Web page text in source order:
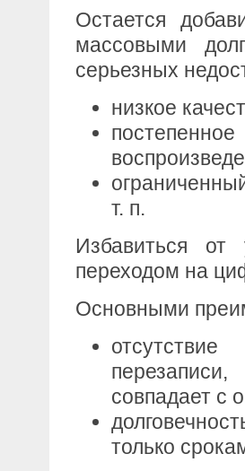
Остается
массовыми
серьезных
низкое
т. п.
Избавиться
переходом на
Основными
совпадает с
только